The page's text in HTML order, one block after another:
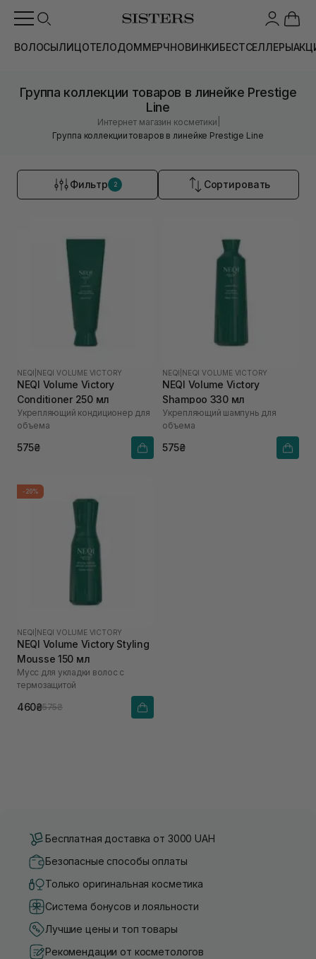
ВОЛОСЫЛИЦОТЕЛОДОММЕРЧНОВИНКИБЕСТСЕЛЛЕРЫ
Группа коллекции товаров в линейке Prestige
Line
Интернет магазин косметики
Группа коллекции товаров в линейке Prestige Line
Фильтр 2 Сортировать
NEQI NEQI VOLUME VICTORY
NEQI Volume Victory
Conditioner 250 мл
Укрепляющий кондиционер для
объема
575₴
NEQI NEQI VOLUME VICTORY
NEQI Volume Victory
Shampoo 330 мл
Укрепляющий шампунь для
объема
575₴
-20%
NEQI NEQI VOLUME VICTORY
NEQI Volume Victory Styling
Mousse 150 мл
Мусс для укладки волос с
термозащитой
460₴575₴
Бесплатная доставка от 3000 UAH
Безопасные способы оплаты
Только оригинальная косметика
Система бонусов и лояльности
Лучшие цены и топ товары
Рекомендации от косметологов